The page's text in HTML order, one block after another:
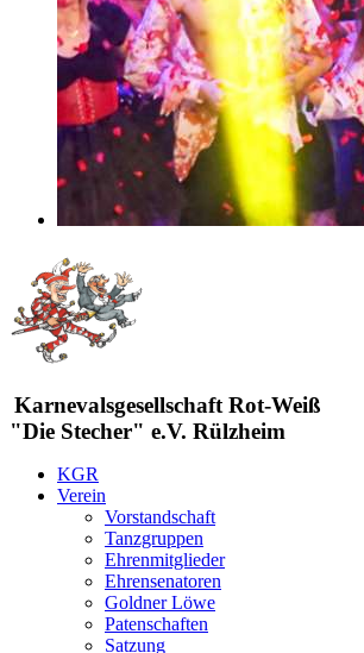
Karnevalsgesellschaft Rot-Weiß
"Die Stecher" e.V. Rülzheim
KGR
Verein
Vorstandschaft
Tanzgruppen
Ehrenmitglieder
Ehrensenatoren
Goldner Löwe
Patenschaften
Satzung